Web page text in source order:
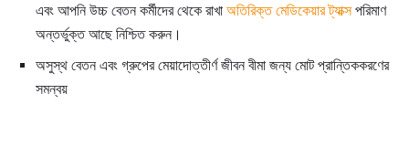
এবং আপনি উচ্চ বেতন কর্মীদের থেকে রাখা অতিরিক্ত মেডিকেয়ার ট্যাক্সপরিমাণ
অন্তর্ভুক্ত আছে নিশ্চিত করুন।
অসুস্থ বেতন এবং গ্রুপের মেয়াদোত্তীর্ণ জীবন বীমা জন্য মোট প্রান্তিককরণের
সমন্বয়